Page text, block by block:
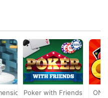
Poker with Friends